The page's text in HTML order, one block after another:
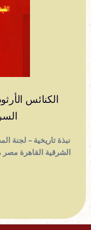
الكنائس
نبذة تاريخية – لجنة
الشرقية القاهرة مصر